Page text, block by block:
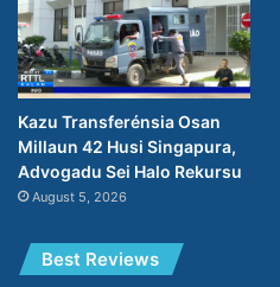
Kazu Transferénsia Osan
Millaun 42 Husi Singapura,
Advogadu Sei Halo Rekursu
August 5, 2026
Best Reviews